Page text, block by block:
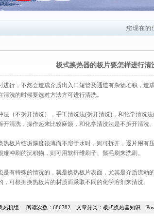
您现在的
板式换热器的板片要怎样进行清
进行，不然会造成介质出入口短管及通道有杂物堆积，造
洗的时候要选对方法方可进行清洗。
（不拆开清洗），手工清洗法(拆开清洗)，和化学清洗
清洗，操作起来比较麻烦，和化学清洗法是不拆开清洗。
板片结垢厚度很薄而不溶于水时，则可拆开，逐片用有
难冲刷的沉积物，则可用软纤维刷子、鬃毛刷来洗刷。
有特殊的情况的，就是换热板片表面，尤其是介质流动
可根据换热板片的材质而采取不同的化学溶剂来清洗。
热机组 阅读次数：686782 文章分类： 板式换热器知识